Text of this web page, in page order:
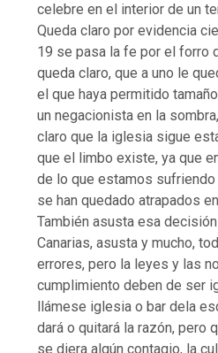
celebre en el interior de un
Queda claro por evidencia
19 se pasa la fe por el forro
queda claro, que a uno le
el que haya permitido
un negacionista en la
claro que la iglesia sigue
que el limbo existe, ya que
de lo que estamos
se han quedado atrapados
También asusta esa
Canarias, asusta y mucho,
errores, pero la leyes y las
cumplimiento deben de ser
llámese iglesia o bar dela
dará o quitará la razón, pero
se diera algún contagio, la